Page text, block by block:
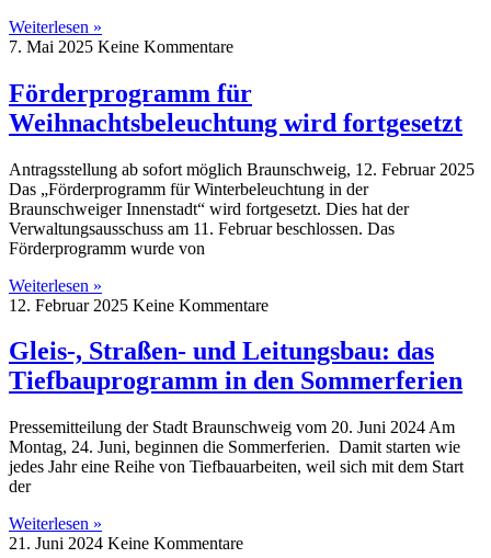
Weiterlesen »
7. Mai 2025 Keine Kommentare
Förderprogramm für
Weihnachtsbeleuchtung wird fortgesetzt
Antragsstellung ab sofort möglich Braunschweig, 12. Februar 2025
Das „Förderprogramm für Winterbeleuchtung in der
Braunschweiger Innenstadt“ wird fortgesetzt. Dies hat der
Verwaltungsausschuss am 11. Februar beschlossen. Das
Förderprogramm wurde von
Weiterlesen »
12. Februar 2025 Keine Kommentare
Gleis-, Straßen- und Leitungsbau: das
Tiefbauprogramm in den Sommerferien
Pressemitteilung der Stadt Braunschweig vom 20. Juni 2024 Am
Montag, 24. Juni, beginnen die Sommerferien. Damit starten wie
jedes Jahr eine Reihe von Tiefbauarbeiten, weil sich mit dem Start
der
Weiterlesen »
21. Juni 2024 Keine Kommentare